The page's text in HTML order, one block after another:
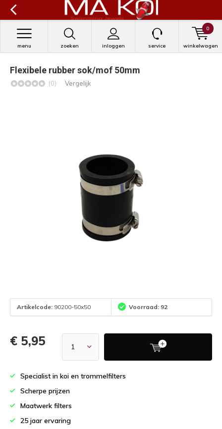
zoeken inloggen
menu service winkelwagen
0
Flexibele rubber sok/mof 50mm
(0) Vergelijk
Artikelcode: 90200-50x50 Voorraad: 92
€ 5,95
Specialist in koi en trommelfilters
Scherpe prijzen
Maatwerk filters
25 jaar ervaring